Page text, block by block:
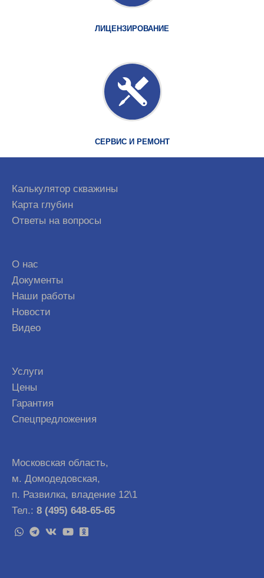
ЛИЦЕНЗИРОВАНИЕ
СЕРВИС И РЕМОНТ
Калькулятор скважины
Карта глубин
Ответы на вопросы
О нас
Документы
Наши работы
Новости
Видео
Услуги
Цены
Гарантия
Спецпредложения
Московская область,
м. Домодедовская,
п. Развилка, владение 12\1
Тел.: 8 (495) 648-65-65